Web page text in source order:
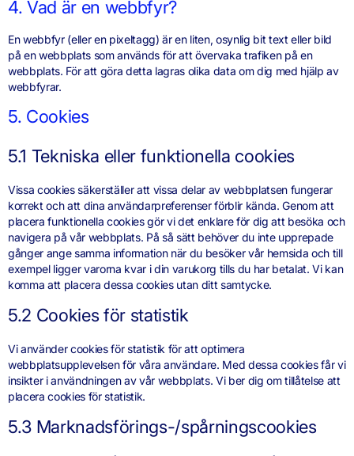
4. Vad är en webbfyr?
En webbfyr (eller en pixeltagg) är en liten, osynlig bit text eller bild
på en webbplats som används för att övervaka trafiken på en
webbplats. För att göra detta lagras olika data om dig med hjälp av
webbfyrar.
5. Cookies
5.1 Tekniska eller funktionella cookies
Vissa cookies säkerställer att vissa delar av webbplatsen fungerar
korrekt och att dina användarpreferenser förblir kända. Genom att
placera funktionella cookies gör vi det enklare för dig att besöka och
navigera på vår webbplats. På så sätt behöver du inte upprepade
gånger ange samma information när du besöker vår hemsida och till
exempel ligger varorna kvar i din varukorg tills du har betalat. Vi kan
komma att placera dessa cookies utan ditt samtycke.
5.2 Cookies för statistik
Vi använder cookies för statistik för att optimera
webbplatsupplevelsen för våra användare. Med dessa cookies får vi
insikter i användningen av vår webbplats. Vi ber dig om tillåtelse att
placera cookies för statistik.
5.3 Marknadsförings-/spårningscookies